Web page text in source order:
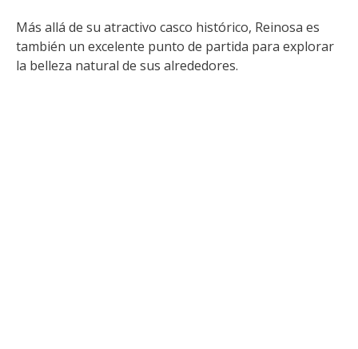
Más allá de su atractivo casco histórico, Reinosa es
también un excelente punto de partida para explorar
la belleza natural de sus alrededores.